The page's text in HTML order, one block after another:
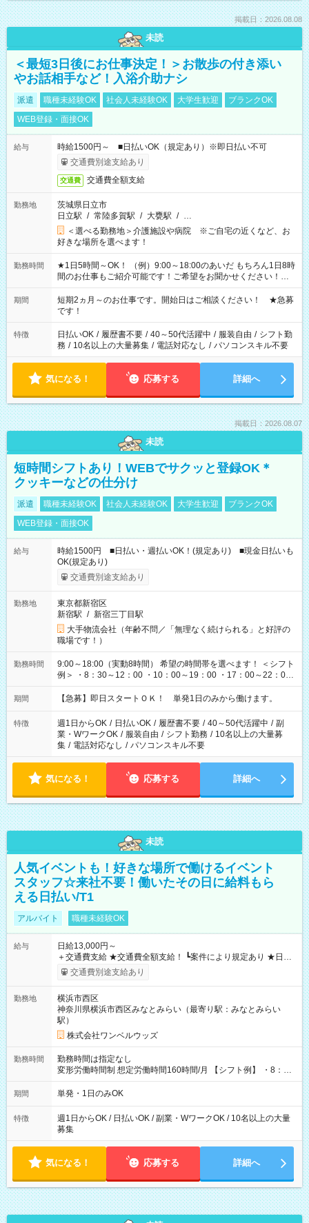
掲載日：2026.08.08
未読
＜最短3日後にお仕事決定！＞お散歩の付き添い
やお話相手など！入浴介助ナシ
派遣 職種未経験OK 社会人未経験OK 大学生歓迎
ブランクOK
WEB登録・面接OK
給与
時給1500円～ ■日払いOK（規定あり）※即日払い不可
交通費別途支給あり
交通費 交通費全額支給
勤務地
茨城県日立市
日立駅 / 常陸多賀駅 / 大甕駅 / …
＜選べる勤務地＞介護施設や病院 ※ご自宅の近くなど、お
好きな場所を選べます！
勤務時間
★1日5時間～OK！ （例）9:00～18:00のあいだ もちろん1日8時
間のお仕事もご紹介可能です！ご希望をお聞かせください！★
家庭の都合でお休みが必要な場合も遠慮なくご相談ください。
※週最低15時間以上の勤務が必要です
期間
短期2ヵ月～のお仕事です。開始日はご相談ください！ ★急募
です！
特徴 日払いOK / 履歴書不要 / 40～50代活躍中 / 服装自由 / シフト勤
務 / 10名以上の大量募集 / 電話対応なし / パソコンスキル不要
気になる！ 応募する 詳細へ
掲載日：2026.08.07
未読
短時間シフトあり！WEBでサクッと登録OK＊
クッキーなどの仕分け
派遣 職種未経験OK 社会人未経験OK 大学生歓迎
ブランクOK
WEB登録・面接OK
給与
時給1500円 ■日払い・週払いOK！(規定あり) ■現金日払いも
OK(規定あり)
交通費別途支給あり
勤務地
東京都新宿区
新宿駅 / 新宿三丁目駅
大手物流会社（年齢不問／「無理なく続けられる」と好評の
職場です！）
勤務時間
9:00～18:00（実動8時間） 希望の時間帯を選べます！ ＜シフト
例＞ ・8：30～12：00 ・10：00～19：00 ・17：00～22：00
・13：00～22：00 ・22：00～翌6：00 など
期間 【急募】即日スタートＯＫ！ 単発1日のみから働けます。
特徴 週1日からOK / 日払いOK / 履歴書不要 / 40～50代活躍中 / 副
業・WワークOK / 服装自由 / シフト勤務 / 10名以上の大量募
集 / 電話対応なし / パソコンスキル不要
気になる！ 応募する 詳細へ
未読
人気イベントも！好きな場所で働けるイベント
スタッフ☆来社不要！働いたその日に給料もら
える日払い/T1
アルバイト 職種未経験OK
給与
日給13,000円～
＋交通費支給 ★交通費全額支給！ ┗案件により規定あり ★日払
いOK！（規定あり） ┗働いたその日に現金GET♪ お仕事後はコ
ンビニATMから 日払い分を引き落とせます！ 【試用期間】試
交通費別途支給あり
勤務地
横浜市西区
神奈川県横浜市西区みなとみらい（最寄り駅：みなとみらい
駅）
株式会社ワンベルウッズ
勤務時間
勤務時間は指定なし
変形労働時間制 想定労働時間160時間/月 【シフト例】 ・8：00
～21：00
期間 単発・1日のみOK
特徴
週1日からOK / 日払いOK / 副業・WワークOK / 10名以上の大量
募集
気になる！ 応募する 詳細へ